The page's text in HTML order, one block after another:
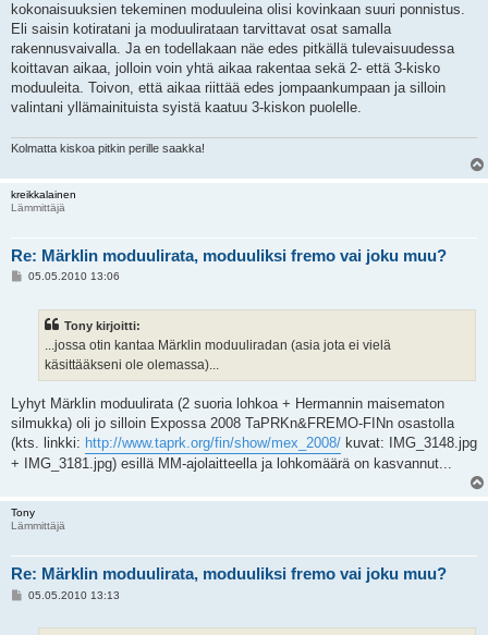
kokonaisuuksien tekeminen moduuleina olisi kovinkaan suuri ponnistus.
Eli saisin kotiratani ja moduulirataan tarvittavat osat samalla
rakennusvaivalla. Ja en todellakaan näe edes pitkällä tulevaisuudessa
koittavan aikaa, jolloin voin yhtä aikaa rakentaa sekä 2- että 3-kisko
moduuleita. Toivon, että aikaa riittää edes jompaankumpaan ja silloin
valintani yllämainituista syistä kaatuu 3-kiskon puolelle.
Kolmatta kiskoa pitkin perille saakka!
kreikkalainen
Lämmittäjä
Re: Märklin moduulirata, moduuliksi fremo vai joku muu?
V05.05.2010 13:06
Tony kirjoitti:
...jossa otin kantaa Märklin moduuliradan (asia jota ei vielä
käsittääkseni ole olemassa)...
Lyhyt Märklin moduulirata (2 suoria lohkoa + Hermannin maisematon
silmukka) oli jo silloin Expossa 2008 TaPRKn&FREMO-FINn osastolla
(kts. linkki: http://www.taprk.org/fin/show/mex_2008/ kuvat: IMG_3148.jpg
+ IMG_3181.jpg) esillä MM-ajolaitteella ja lohkomäärä on kasvannut...
Tony
Lämmittäjä
Re: Märklin moduulirata, moduuliksi fremo vai joku muu?
V05.05.2010 13:13